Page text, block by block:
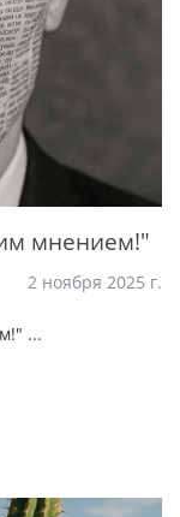
мнением!"
2 ноября 2025 г.
...